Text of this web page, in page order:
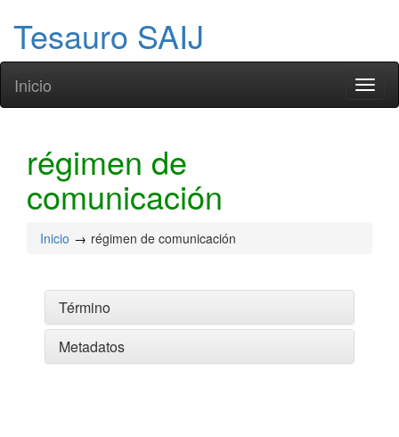
Tesauro SAIJ
Inicio
régimen de
comunicación
Inicio régimen de comunicación
Término
Metadatos